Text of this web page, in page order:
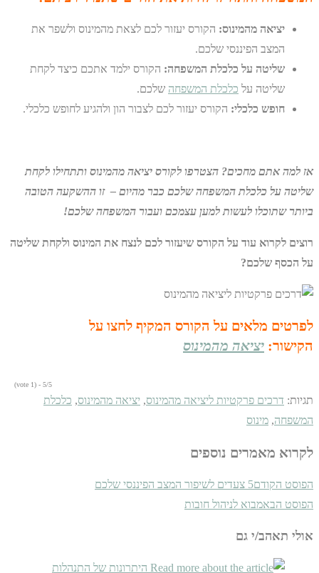
יציאה מהמינוס: הקורס יעזור לכם לצאת מהמינוס ולשפר את
המצב הפיננסי שלכם.
שליטה על כלכלת המשפחה: הקורס ילמד אתכם כיצד לקחת
שליטה על כלכלת המשפחה שלכם.
חופש כלכלי: הקורס יעזור לכם לצבור הון ולהגיע לחופש כלכלי.
אז למה אתם מחכים? הצטרפו לקורס יציאה מהמינוס ותתחילו לקחת
שליטה על כלכלת המשפחה שלכם כבר מהיום – זו ההשקעה הטובה
ביותר שתוכלו לעשות למען עצמכם ועבור המשפחה שלכם!
רוצים לקרוא עוד על הקורס שיעזור לכם לנצח את המינוס ולקחת שליטה
על הכסף שלכם?
לפרטים מלאים על הקורס המקיף לחצו על
הקישור: יציאה מהמינוס
5/5 - (1 vote)
תגיות: דרכים פרקטיות ליציאה מהמינוס, יציאה מהמינוס, כלכלת
המשפחה, מינוס
לקרוא מאמרים נוספים
הפוסט הקודם5 צעדים לשיפור המצב הפיננסי שלכם
הפוסט הבאמבוא לניהול חובות
אולי תאהב/י גם